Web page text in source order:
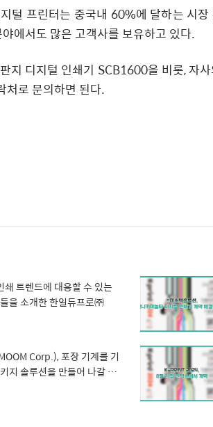
털 프린터는 중국내 60%에 달하는 시
에서도 많은 고객사를 보유하고 있다.
지 디지털 인쇄기 SCB1600을 비롯, 자
처로 문의하면 된다.
트렌드에 대응할 수 있는
을 소개한 한일듀프로㈜
Corp.), 포장 기계를 기
지 솔루션을 만들어 나갈 계